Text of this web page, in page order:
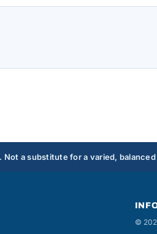
a substitute for a varied,
©